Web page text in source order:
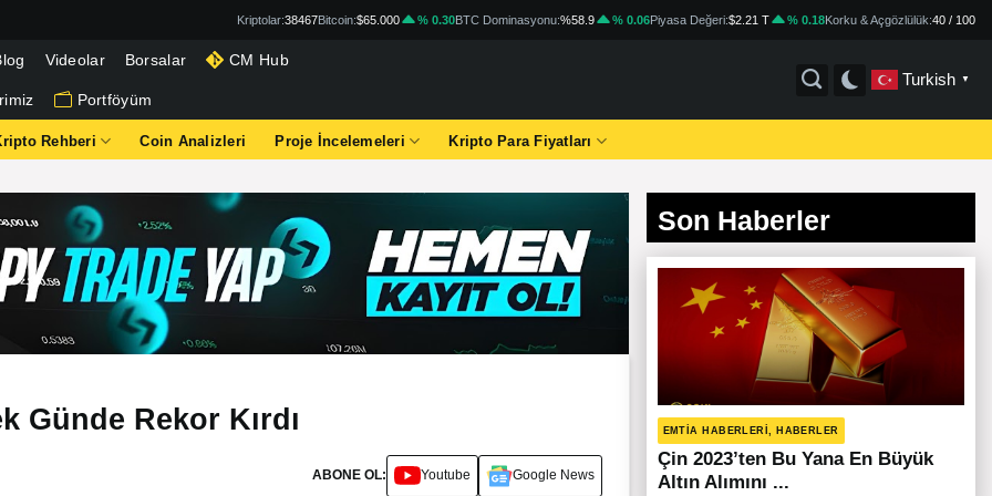
Kriptolar:38467Bitcoin:$65.000 % 0.30BTC Dominasyonu:%58.9 % 0.06Piyasa Değeri:$2.21 T % 0.18Korku & Açgözlülük:40 / 100
Videolar Borsalar CM Hub
Portföyüm
Turkish ▼
Rehberi Coin Analizleri Proje İncelemeleri Kripto Para Fiyatları
Günde Rekor Kırdı
ABONE OL: Youtube Google News
Son Haberler
EMTIA HABERLERI, HABERLER
Çin 2023’ten Bu Yana En Büyük
Altın Alımını ...